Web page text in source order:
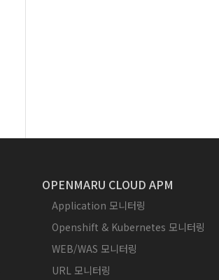
OPENMARU CLOUD APM
Application 모니터링
Openshift & Kubernetes 모니터링
WEB/WAS 모니터링
URL 모니터링